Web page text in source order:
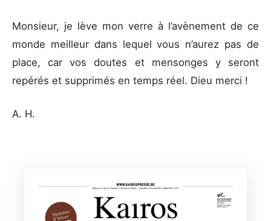
Monsieur, je lève mon verre à l’avènement de ce
monde meilleur dans lequel vous n’aurez pas de
place, car vos doutes et mensonges y seront
repérés et supprimés en temps réel. Dieu merci !
A. H.